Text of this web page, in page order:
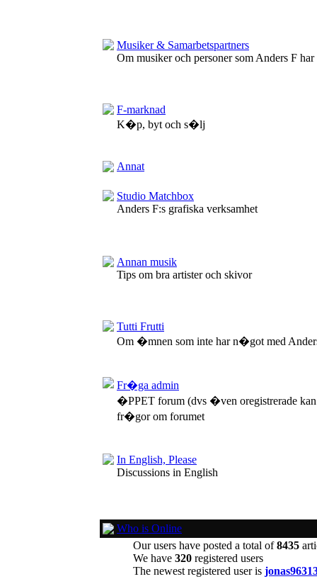
Musiker & Samarbetspartners
Om musiker och personer som Anders F har
F-marknad
K�p, byt och s�lj
Annat
Studio Matchbox
Anders F:s grafiska verksamhet
Annan musik
Tips om bra artister och skivor
Tutti Frutti
Om �mnen som inte har n�got med
Fr�ga admin
�PPET forum (dvs �ven oregistrerade
fr�gor om forumet
In English, Please
Discussions in English
Who is Online
Our users have posted a total of8435
We have 320 registered users
The newest registered user is